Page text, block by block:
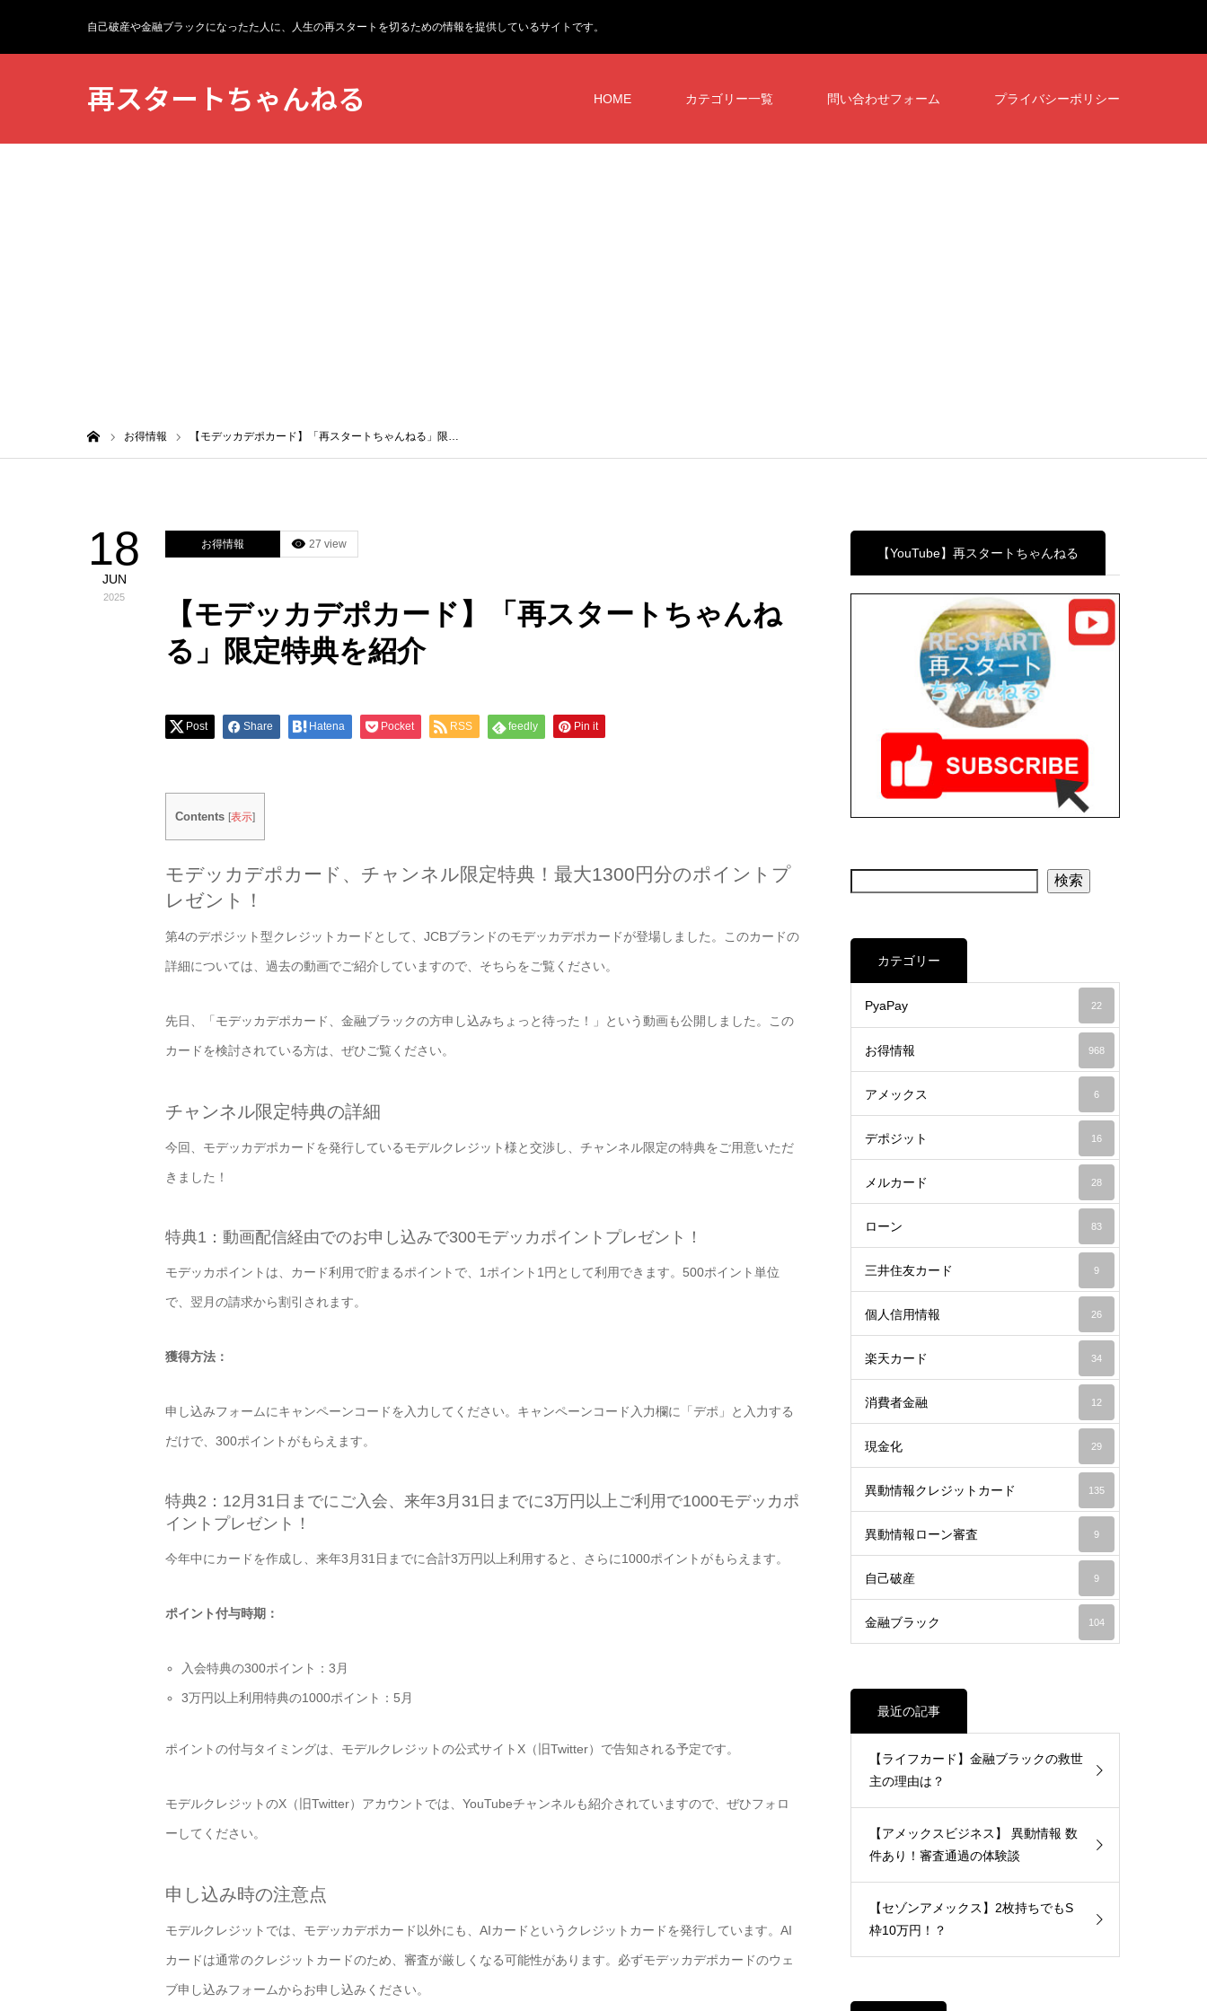
自己破産や金融ブラックになったた人に、人生の再スタートを切るための情報を提供しているサイトです。
再スタートちゃんねる HOME カテゴリー一覧 問い合わせフォーム プライバシーポリシー
お得情報 【モデッカデポカード】「再スタートちゃんねる」限…
18
JUN
2025
お得情報 27 view
【モデッカデポカード】「再スタートちゃんね
る」限定特典を紹介
Post Share Hatena Pocket RSS feedly Pin it
Contents [表示]
モデッカデポカード、チャンネル限定特典！最大1300円分のポイントプ
レゼント！
第4のデポジット型クレジットカードとして、JCBブランドのモデッカデポカードが登場しました。このカードの
詳細については、過去の動画でご紹介していますので、そちらをご覧ください。
先日、「モデッカデポカード、金融ブラックの方申し込みちょっと待った！」という動画も公開しました。この
カードを検討されている方は、ぜひご覧ください。
チャンネル限定特典の詳細
今回、モデッカデポカードを発行しているモデルクレジット様と交渉し、チャンネル限定の特典をご用意いただ
きました！
特典1：動画配信経由でのお申し込みで300モデッカポイントプレゼント！
モデッカポイントは、カード利用で貯まるポイントで、1ポイント1円として利用できます。500ポイント単位
で、翌月の請求から割引されます。
獲得方法：
申し込みフォームにキャンペーンコードを入力してください。キャンペーンコード入力欄に「デポ」と入力する
だけで、300ポイントがもらえます。
特典2：12月31日までにご入会、来年3月31日までに3万円以上ご利用で1000モデッカポ
イントプレゼント！
今年中にカードを作成し、来年3月31日までに合計3万円以上利用すると、さらに1000ポイントがもらえます。
ポイント付与時期：
入会特典の300ポイント：3月
3万円以上利用特典の1000ポイント：5月
ポイントの付与タイミングは、モデルクレジットの公式サイトX（旧Twitter）で告知される予定です。
モデルクレジットのX（旧Twitter）アカウントでは、YouTubeチャンネルも紹介されていますので、ぜひフォロ
ーしてください。
申し込み時の注意点
モデルクレジットでは、モデッカデポカード以外にも、AIカードというクレジットカードを発行しています。AI
カードは通常のクレジットカードのため、審査が厳しくなる可能性があります。必ずモデッカデポカードのウェ
ブ申し込みフォームからお申し込みください。
【YouTube】再スタートちゃんねる
検索
カテゴリー
PyaPay 22
お得情報 968
アメックス 6
デポジット 16
メルカード 28
ローン 83
三井住友カード 9
個人信用情報 26
楽天カード 34
消費者金融 12
現金化 29
異動情報クレジットカード 135
異動情報ローン審査 9
自己破産 9
金融ブラック 104
最近の記事
【ライフカード】金融ブラックの救世
主の理由は？
【アメックスビジネス】 異動情報 数
件あり！審査通過の体験談
【セゾンアメックス】2枚持ちでもS
枠10万円！？